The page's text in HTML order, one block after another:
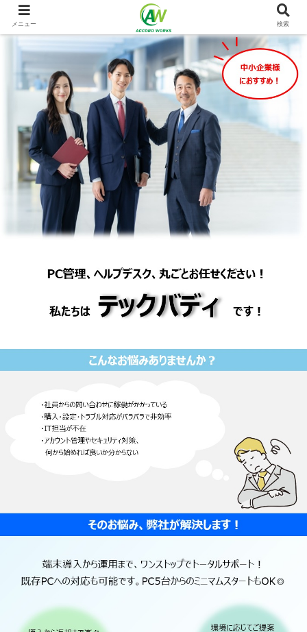
メニュー 検索